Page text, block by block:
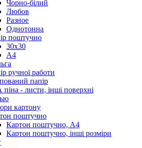
Чорно-білий
Любов
Разное
Однотонна
поштучно
30х30
А4
ручної работи
папір
- листи, інші поверхні
картону
поштучно
Картон поштучно, А4
Картон поштучно, інші розміри